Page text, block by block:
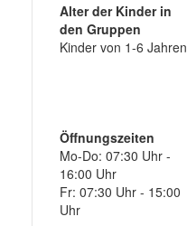
Alter der Kinder in
den Gruppen
Kinder von 1-6 Jahren
Öffnungszeiten
Mo-Do: 07:30 Uhr -
16:00 Uhr
Fr: 07:30 Uhr - 15:00
Uhr